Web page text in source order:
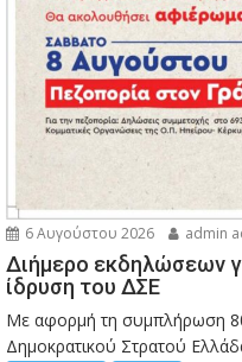
6 Αυγούστου 2026 admin
Διήμερο εκδηλώσεων
ίδρυση του ΔΣΕ
Με αφορμή τη συμπλήρωση
Δημοκρατικού Στρατού